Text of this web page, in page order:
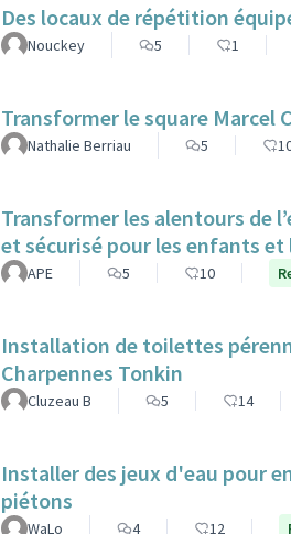
Des locaux de répétition
Nouckey 5 1
Transformer le square Marcel
Nathalie Berriau 5
Transformer les alentours de
et sécurisé pour les enfants
APE 5 10
Installation de toilettes
Charpennes Tonkin
Cluzeau B 5 14
Installer des jeux d'eau pour
piétons
WaLo 4 12